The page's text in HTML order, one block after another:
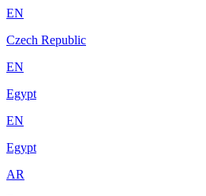
EN
Czech Republic
EN
Egypt
EN
Egypt
AR